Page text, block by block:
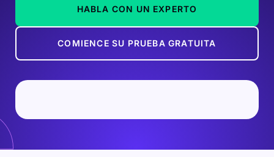
HABLA CON UN EXPERTO
COMIENCE SU PRUEBA GRATUITA